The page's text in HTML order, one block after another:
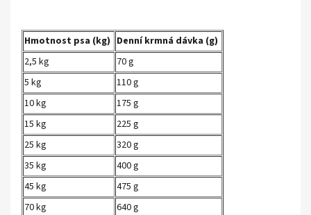
Hmotnost psa (kg) Denní krmná dávka (g)
2,5 kg
70 g
5 kg
110 g
10 kg
175 g
15 kg
225 g
25 kg
320 g
35 kg
400 g
45 kg
475 g
70 kg
640 g